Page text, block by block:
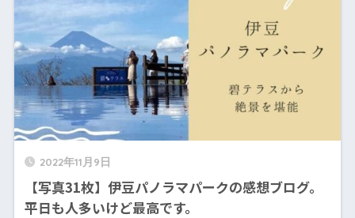
2022年11月9日
【写真31枚】伊豆パノラマパークの感想ブログ。
平日も人多いけど最高です。